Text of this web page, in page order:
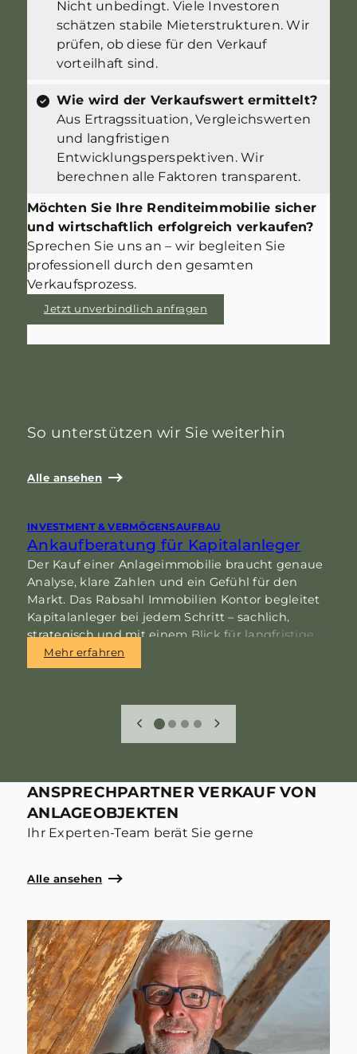
Nicht unbedingt. Viele Investoren
schätzen stabile Mieterstrukturen. Wir
prüfen, ob diese für den Verkauf
vorteilhaft sind.
Wie wird der Verkaufswert ermittelt?
Aus Ertragssituation, Vergleichswerten
und langfristigen
Entwicklungsperspektiven. Wir
berechnen alle Faktoren transparent.
Möchten Sie Ihre Renditeimmobilie sicher
und wirtschaftlich erfolgreich verkaufen?
Sprechen Sie uns an – wir begleiten Sie
professionell durch den gesamten
Verkaufsprozess.
Jetzt unverbindlich anfragen
So unterstützen wir Sie weiterhin
Alle ansehen
INVESTMENT & VERMÖGENSAUFBAU
Ankaufberatung für Kapitalanleger
Der Kauf einer Anlageimmobilie braucht genaue
Analyse, klare Zahlen und ein Gefühl für den
Markt. Das Rabsahl Immobilien Kontor begleitet
Kapitalanleger bei jedem Schritt – sachlich,
strategisch und mit einem Blick für langfristige
Chancen in Norddeutschland.
Mehr erfahren
ANSPRECHPARTNER VERKAUF VON
ANLAGEOBJEKTEN
Ihr Experten-Team berät Sie gerne
Alle ansehen